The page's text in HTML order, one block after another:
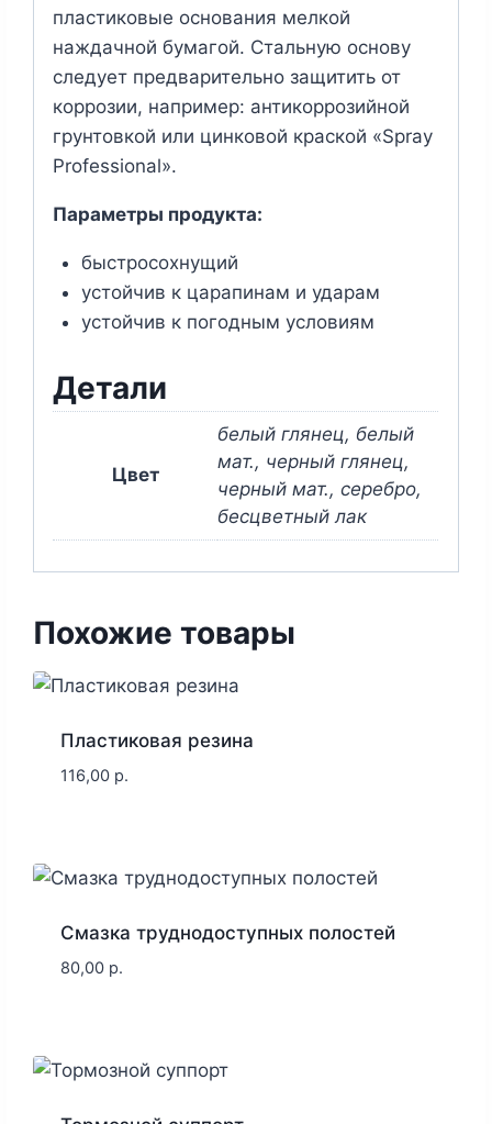
пластиковые основания мелкой
наждачной бумагой. Стальную основу
следует предварительно защитить от
коррозии, например: антикоррозийной
грунтовкой или цинковой краской «Spray
Professional».
Параметры продукта:
быстросохнущий
устойчив к царапинам и ударам
устойчив к погодным условиям
Детали
Цвет
белый глянец, белый
мат., черный глянец,
черный мат., серебро,
бесцветный лак
Похожие товары
Пластиковая резина
116,00 р.
Смазка труднодоступных полостей
80,00 р.